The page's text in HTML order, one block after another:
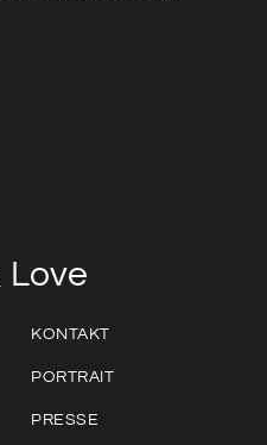
Love
KONTAKT
PORTRAIT
PRESSE